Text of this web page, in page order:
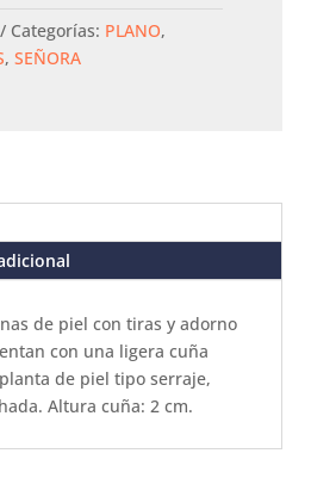
Categorías: PLANO,
, SEÑORA
de piel con tiras y adorno
con una ligera cuña
de piel tipo serraje,
Altura cuña: 2 cm.